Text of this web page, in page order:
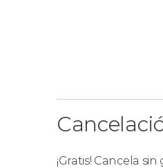
¡Gratis! Cancela